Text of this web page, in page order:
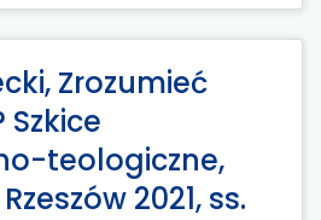
Zrozumieć
teologiczne,
2021, ss.